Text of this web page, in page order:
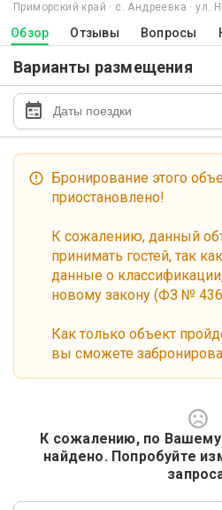
Приморский край · с. Андреевка · ул.
Обзор Отзывы Вопросы
Варианты размещения
Бронирование этого
приостановлено!
К сожалению, данный
принимать гостей, так
данные о
новому закону (ФЗ №
Как только объект
вы сможете
К сожалению, по Вашему
найдено. Попробуйте